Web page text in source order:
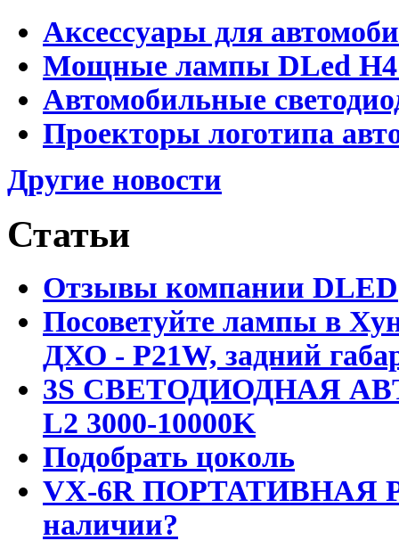
Аксессуары для
Мощные лампы DLed H4
Автомобильные
Проекторы логотипа
Другие новости
Статьи
Отзывы компании DLED
Посоветуйте лампы в
ДХО - P21W, задний
3S СВЕТОДИОДНАЯ
L2 3000-10000K
Подобрать цоколь
VX-6R ПОРТАТИВНАЯ
наличии?